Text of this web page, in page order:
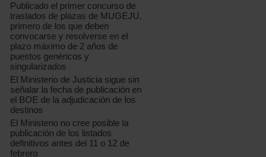
Publicado el primer concurso de
traslados de plazas de MUGEJU.
primero de los que deben
convocarse y resolverse en el
plazo máximo de 2 años de
puestos genéricos y
singularizados
El Ministerio de Justicia sigue sin
señalar la fecha de publicación en
el BOE de la adjudicación de los
destinos
El Ministerio no cree posible la
publicación de los listados
definitivos antes del 11 o 12 de
febrero